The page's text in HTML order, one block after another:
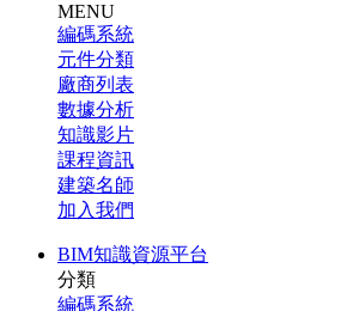
MENU
編碼系統
元件分類
廠商列表
數據分析
知識影片
課程資訊
建築名師
加入我們
BIM知識資源平台
分類
編碼系統